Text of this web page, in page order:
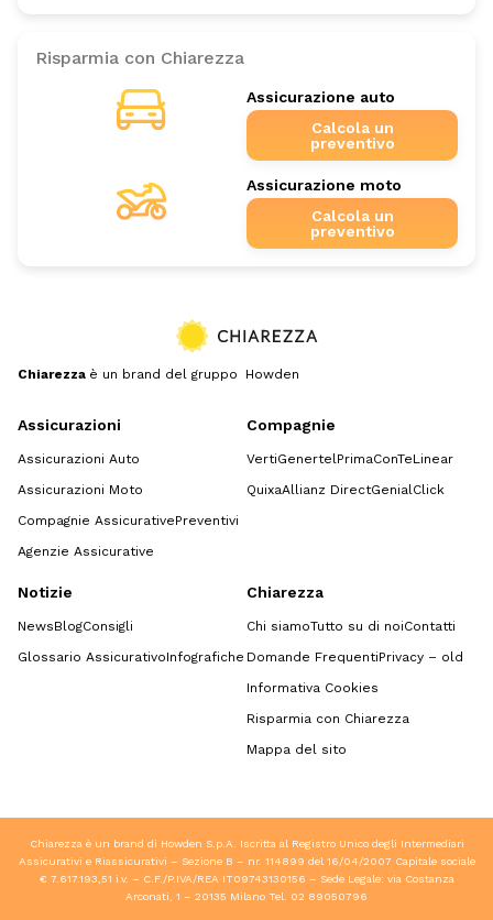
Risparmia con Chiarezza
Assicurazione auto
Calcola un
preventivo
Assicurazione moto
Calcola un
preventivo
Chiarezza è un brand del gruppo Howden
Assicurazioni
Assicurazioni Auto
Assicurazioni Moto
Compagnie AssicurativePreventivi
Agenzie Assicurative
Compagnie
VertiGenertelPrimaConTeLinear
QuixaAllianz DirectGenialClick
Notizie
NewsBlogConsigli
Glossario AssicurativoInfografiche
Chiarezza
Chi siamoTutto su di noiContatti
Domande FrequentiPrivacy – old
Informativa Cookies
Risparmia con Chiarezza
Mappa del sito
Chiarezza è un brand di Howden S.p.A. Iscritta al Registro Unico degli Intermediari
Assicurativi e Riassicurativi – Sezione B – nr. 114899 del 16/04/2007 Capitale sociale
€ 7.617.193,51 i.v. – C.F./P.IVA/REA IT09743130156 – Sede Legale: via Costanza
Arconati, 1 – 20135 Milano Tel. 02 89050796